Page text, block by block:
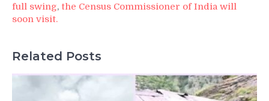
full swing, the Census Commissioner of India will
soon visit.
Related Posts